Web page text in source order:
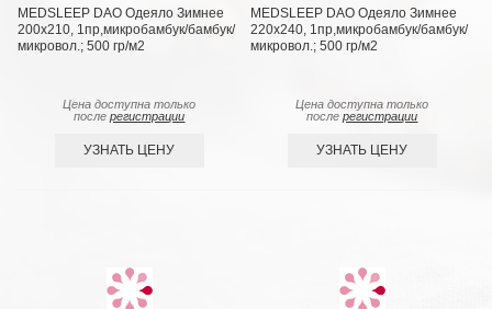
MEDSLEEP DAO Одеяло Зимнее
200х210, 1пр,микробамбук/бамбук/
микровол.; 500 гр/м2
Цена доступна только
послерегистрации
УЗНАТЬ ЦЕНУ
MEDSLEEP DAO Одеяло Зимнее
220х240, 1пр,микробамбук/бамбук/
микровол.; 500 гр/м2
Цена доступна только
послерегистрации
УЗНАТЬ ЦЕНУ